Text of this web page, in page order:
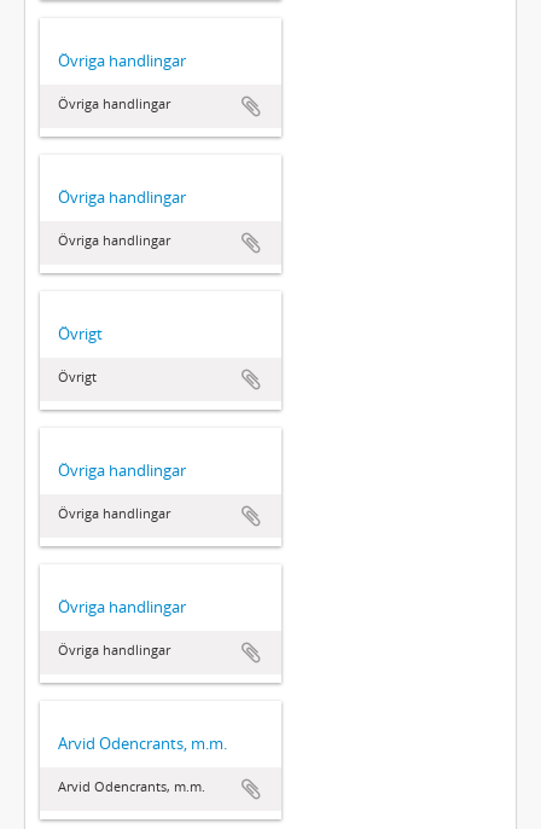
Övriga handlingar
Övriga handlingar
Övriga handlingar
Övriga handlingar
Övrigt
Övrigt
Övriga handlingar
Övriga handlingar
Övriga handlingar
Övriga handlingar
Arvid Odencrants, m.m.
Arvid Odencrants, m.m.